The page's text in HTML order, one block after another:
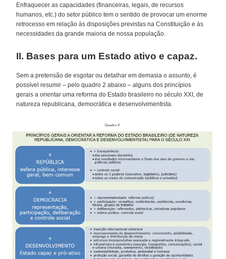
Enfraquecer as capacidades (financeiras, legais, de recursos
humanos, etc.) do setor público tem o sentido de provocar um enorme
retrocesso em relação às disposições previstas na Constituição e às
necessidades da grande maioria de nossa população.
II. Bases para um Estado ativo e capaz.
Sem a pretensão de esgotar ou detalhar em demasia o assunto, é
possível resumir – pelo quadro 2 abaixo – alguns dos princípios
gerais a orientar uma reforma do Estado brasileiro no século XXI, de
natureza republicana, democrática e desenvolvimentista.